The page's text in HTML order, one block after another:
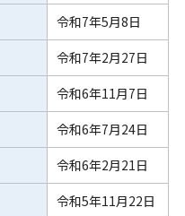
令和7年5月8日
令和7年2月27日
令和6年11月7日
令和6年7月24日
令和6年2月21日
令和5年11月22日